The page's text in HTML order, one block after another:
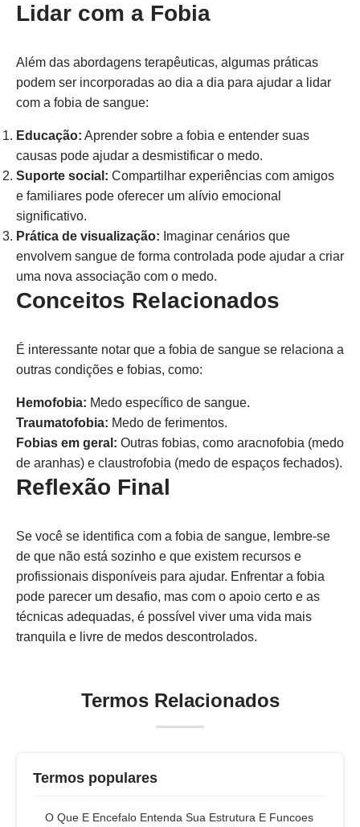
Lidar com a Fobia
Além das abordagens terapêuticas, algumas práticas
podem ser incorporadas ao dia a dia para ajudar a lidar
com a fobia de sangue:
Educação: Aprender sobre a fobia e entender suas
causas pode ajudar a desmistificar o medo.
Suporte social: Compartilhar experiências com amigos
e familiares pode oferecer um alívio emocional
significativo.
Prática de visualização: Imaginar cenários que
envolvem sangue de forma controlada pode ajudar a criar
uma nova associação com o medo.
Conceitos Relacionados
É interessante notar que a fobia de sangue se relaciona a
outras condições e fobias, como:
Hemofobia: Medo específico de sangue.
Traumatofobia: Medo de ferimentos.
Fobias em geral: Outras fobias, como aracnofobia (medo
de aranhas) e claustrofobia (medo de espaços fechados).
Reflexão Final
Se você se identifica com a fobia de sangue, lembre-se
de que não está sozinho e que existem recursos e
profissionais disponíveis para ajudar. Enfrentar a fobia
pode parecer um desafio, mas com o apoio certo e as
técnicas adequadas, é possível viver uma vida mais
tranquila e livre de medos descontrolados.
Termos Relacionados
Termos populares
O Que E Encefalo Entenda Sua Estrutura E Funcoes